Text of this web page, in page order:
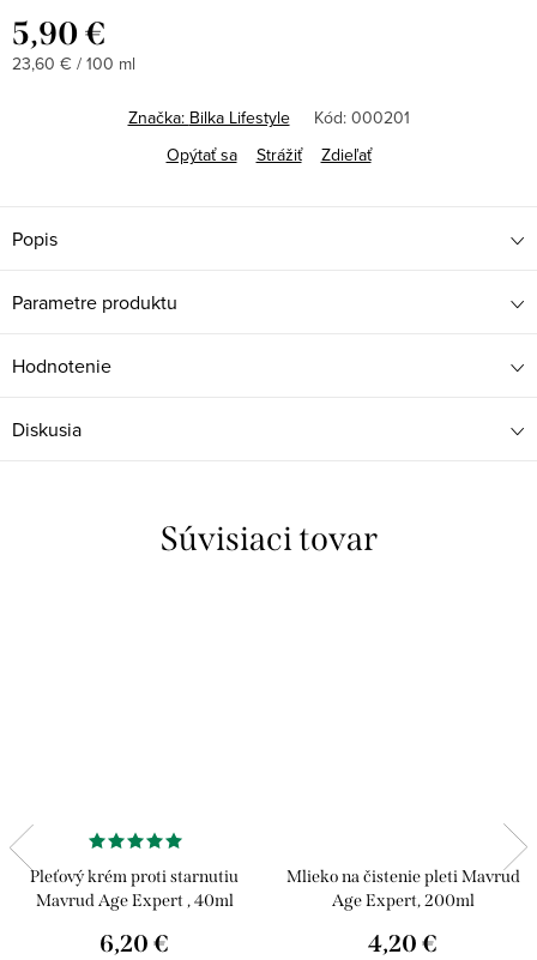
5,90 €
Jednotková
23,60 € / 100 ml
Značka: Bilka Lifestyle Kód: 000201
Opýtať sa
Strážiť Zdieľať
Popis
Parametre produktu
Hodnotenie
Diskusia
Súvisiaci tovar
Pleťový krém proti starnutiu
Mavrud Age Expert , 40ml
6,20 €
Mlieko na čistenie pleti Mavrud
Age Expert, 200ml
4,20 €